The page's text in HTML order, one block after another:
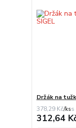
Držák na
378,29 Kč/ks
312,64